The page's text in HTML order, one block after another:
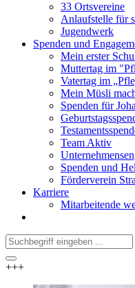
33 Ortsvereine
Anlaufstelle für
Jugendwerk
Spenden und
Mein erster
Muttertag im
Vatertag im
Mein Müsli
Spenden für
Team Aktiv
Spenden und
Förderverein
Karriere
Mitarbeitende
+++